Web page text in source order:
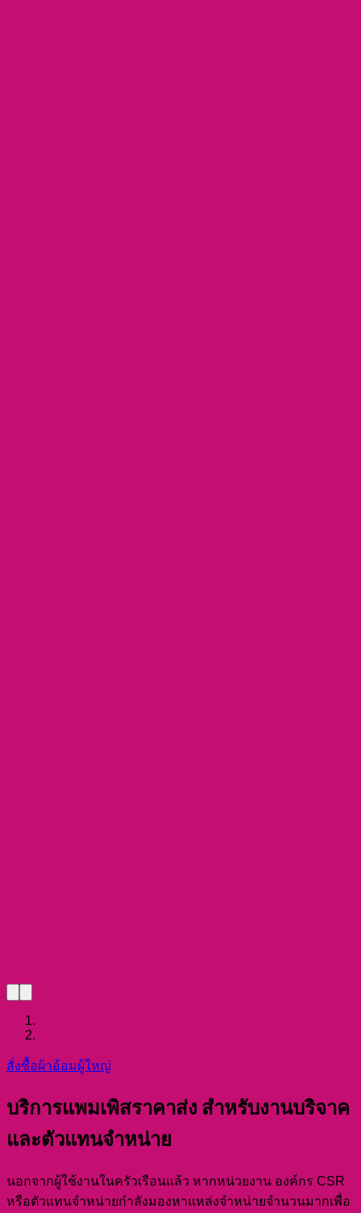
สั่งซื้อผ้าอ้อมผู้ใหญ่
บริการแพมเพิสราคาส่ง สำหรับงานบริจาค
และตัวแทนจำหน่าย
นอกจากผู้ใช้งานในครัวเรือนแล้ว หากหน่วยงาน องค์กร CSR
หรือตัวแทนจำหน่ายกำลังมองหาแหล่งจำหน่ายจำนวนมากเพื่อ